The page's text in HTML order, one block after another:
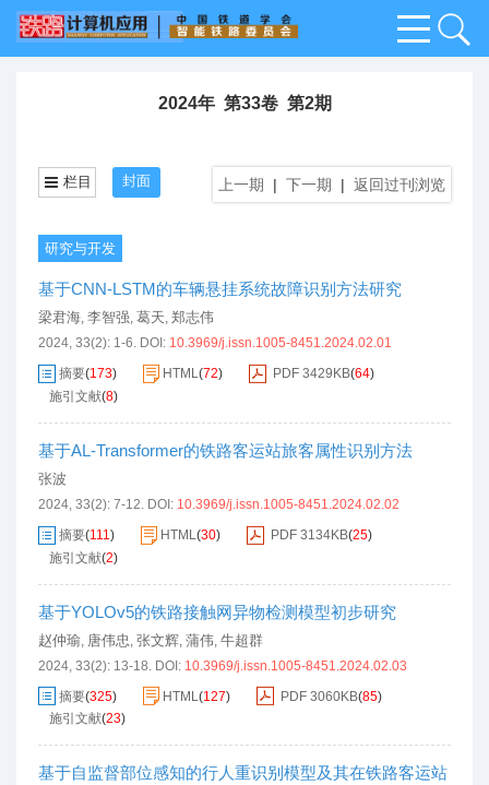
2024年 第33卷 第2期
上一期 | 下一期 | 返回过刊浏览
栏目 封面
研究与开发
基于CNN-LSTM的车辆悬挂系统故障识别方法研究
梁君海, 李智强, 葛天, 郑志伟
2024, 33(2): 1-6. DOI: 10.3969/j.issn.1005-8451.2024.02.01
摘要(173) HTML(72) PDF 3429KB(64)
施引文献(8)
基于AL-Transformer的铁路客运站旅客属性识别方法
张波
2024, 33(2): 7-12. DOI: 10.3969/j.issn.1005-8451.2024.02.02
摘要(111) HTML(30) PDF 3134KB(25)
施引文献(2)
基于YOLOv5的铁路接触网异物检测模型初步研究
赵仲瑜 唐伟忠 张文辉 蒲伟 牛超群
2024, 33(2): 13-18. DOI: 10.3969/j.issn.1005-8451.2024.02.03
摘要(325) HTML (127) PDF 3060KB(85)
施引文献(23)
基于自监督部位感知的行人重识别模型及其在铁路客运站